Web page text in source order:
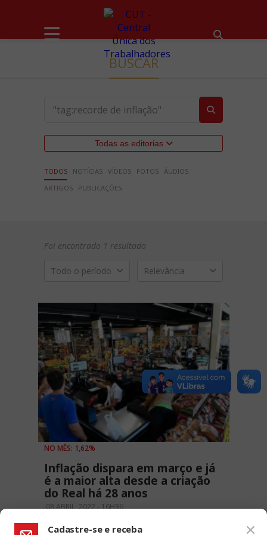
BUSCAR
Todas as editorias
TODOS NOTÍCIAS VÍDEOS FOTOS ÁUDIOS
ARTIGOS
PUBLICAÇÕES
Foi encontrado 1 resultado
Todo o período Relevância
NO MÊS: 1,62%
Inflação dispara em março e já
é a maior alta desde a criação
do Real há 28 anos
08 ABRIL, 2022 - 16H36
Cadastre-se e receba